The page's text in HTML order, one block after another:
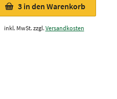
3 in den Warenkorb
inkl. MwSt. zzgl. Versandkosten